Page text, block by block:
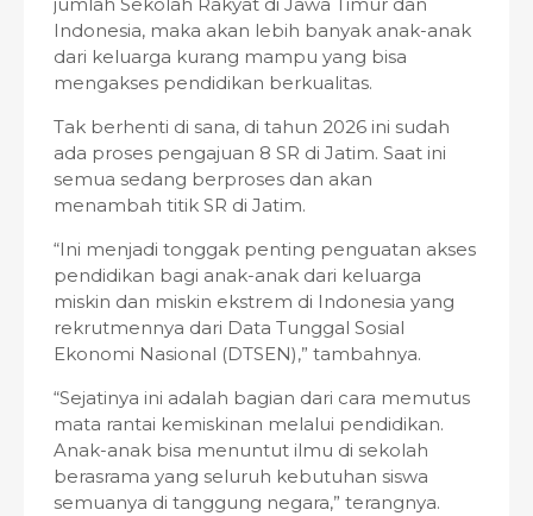
Indonesia, maka akan lebih banyak anak-anak
dari keluarga kurang mampu yang bisa
mengakses pendidikan berkualitas.
Tak berhenti di sana, di tahun 2026 ini sudah
ada proses pengajuan 8 SR di Jatim. Saat ini
semua sedang berproses dan akan
menambah titik SR di Jatim.
“Ini menjadi tonggak penting penguatan akses
pendidikan bagi anak-anak dari keluarga
miskin dan miskin ekstrem di Indonesia yang
rekrutmennya dari Data Tunggal Sosial
Ekonomi Nasional (DTSEN),” tambahnya.
“Sejatinya ini adalah bagian dari cara memutus
mata rantai kemiskinan melalui pendidikan.
Anak-anak bisa menuntut ilmu di sekolah
berasrama yang seluruh kebutuhan siswa
semuanya di tanggung negara,” terangnya.